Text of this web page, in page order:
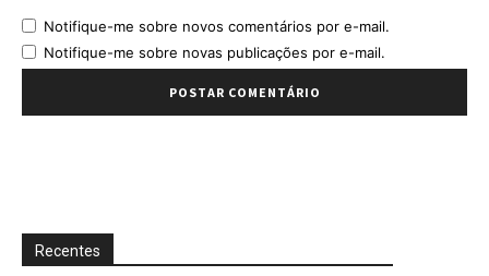
Notifique-me sobre novos comentários por e-mail.
Notifique-me sobre novas publicações por e-mail.
Recentes